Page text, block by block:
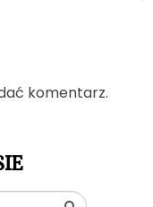
komentarz.